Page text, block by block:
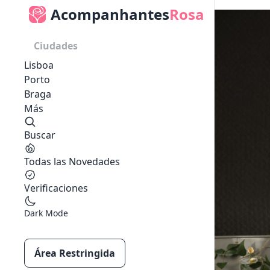
AcompanhantesRosa
Ciudades
Lisboa
Porto
Braga
Más
Buscar
Todas las Novedades
Verificaciones
Dark Mode
Área Restringida